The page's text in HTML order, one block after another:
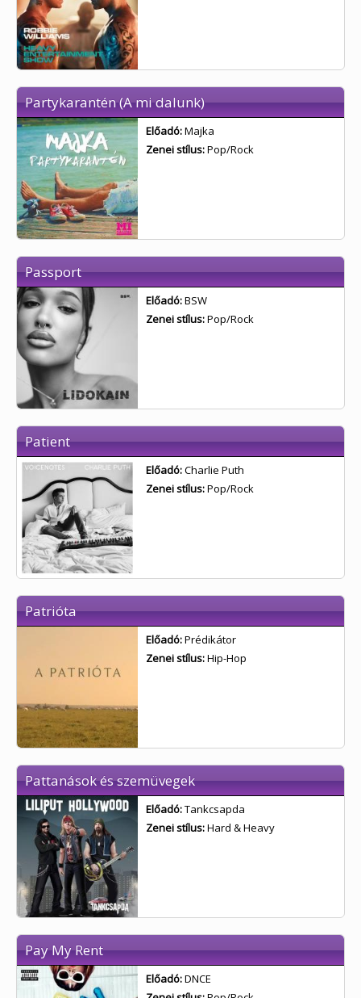
Partykarantén (A mi dalunk)
Előadó:Majka
Zenei stílus:Pop/Rock
Passport
Előadó:BSW
Zenei stílus:Pop/Rock
Patient
Előadó:Charlie Puth
Zenei stílus:Pop/Rock
Patrióta
Előadó:Prédikátor
Zenei stílus:Hip-Hop
Pattanások és szemüvegek
Előadó:Tankcsapda
Zenei stílus:Hard & Heavy
Pay My Rent
Előadó:DNCE